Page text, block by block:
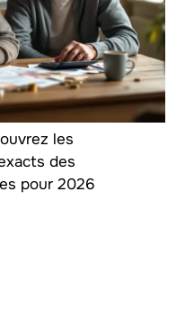
les
des
pour 2026